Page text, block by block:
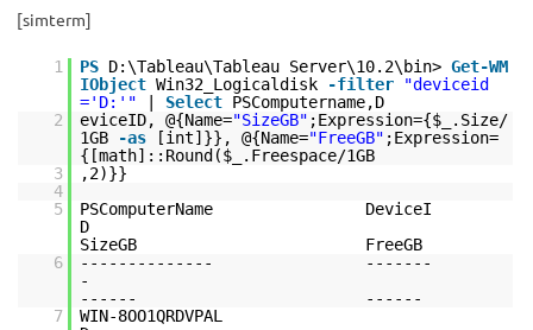
[simterm]
1 PS D:\Tableau\Tableau Server\10.2\bin> Get-WM
IObject Win32_Logicaldisk -filter
"deviceid
='D:'"
Select PSComputername,D
2
eviceID, @{Name="SizeGB" ;Expression={$_.Size/
1GB
-as [int]}}, @{Name="FreeGB" ;Expression=
{[math]::Round($_.Freespace/1GB
3
,2)}}
4
5
PSComputerName DeviceI
D
SizeGB FreeGB
6
-------------- -------
-
------ ------
7
WIN-8OO1QRDVPAL